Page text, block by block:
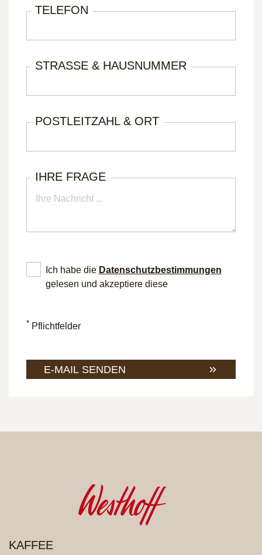
TELEFON
STRASSE & HAUSNUMMER
POSTLEITZAHL & ORT
IHRE FRAGE
Ich habe die Datenschutz­bestimmungen
gelesen und akzeptiere diese
* Pflichtfelder
E-MAIL SENDEN
PRODUKTE
KAFFEE